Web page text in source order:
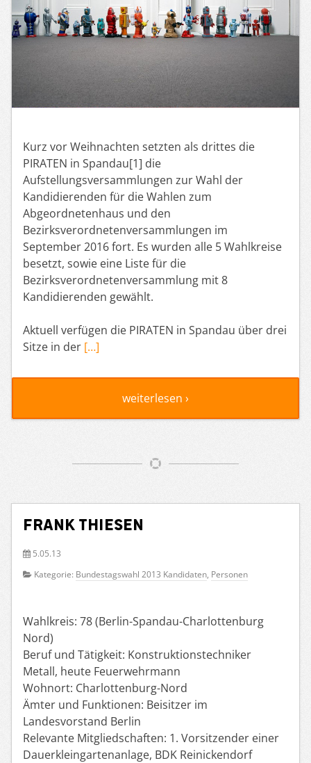
Kurz vor Weihnachten setzten als drittes die
PIRATEN in Spandau[1] die
Aufstellungsversammlungen zur Wahl der
Kandidierenden für die Wahlen zum
Abgeordnetenhaus und den
Bezirksverordnetenversammlungen im
September 2016 fort. Es wurden alle 5 Wahlkreise
besetzt, sowie eine Liste für die
Bezirksverordnetenversammlung mit 8
Kandidierenden gewählt.
Aktuell verfügen die PIRATEN in Spandau über drei
Sitze in der […]
weiterlesen ›
Frank Thiesen
5.05.13
Kategorie: Bundestagswahl 2013 Kandidaten, Personen
Wahlkreis: 78 (Berlin-Spandau-Charlottenburg
Nord)
Beruf und Tätigkeit: Konstruktionstechniker
Metall, heute Feuerwehrmann
Wohnort: Charlottenburg-Nord
Ämter und Funktionen: Beisitzer im
Landesvorstand Berlin
Relevante Mitgliedschaften: 1. Vorsitzender einer
Dauerkleingartenanlage, BDK Reinickendorf